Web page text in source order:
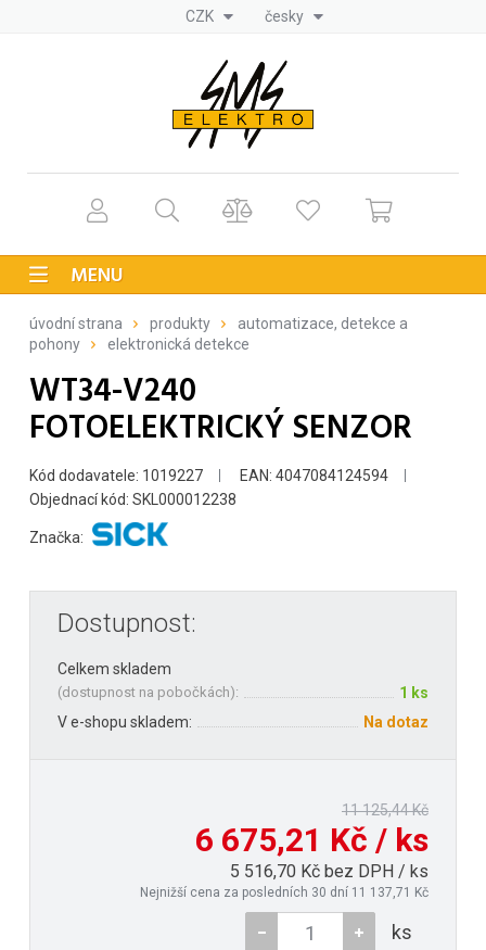
CZK česky
MENU
úvodní strana produkty
automatizace, detekce a
pohony
elektronická detekce
WT34-V240
FOTOELEKTRICKÝ SENZOR
Kód dodavatele: 1019227
EAN: 4047084124594
Objednací kód: SKL000012238
Značka:
Dostupnost:
Celkem skladem
(dostupnost na pobočkách):
1 ks
V e-shopu skladem:
Na dotaz
11 125,44 Kč
6 675,21 Kč / ks
5 516,70 Kč bez DPH / ks
Nejnižší cena za posledních 30 dní 11 137,71 Kč
ks